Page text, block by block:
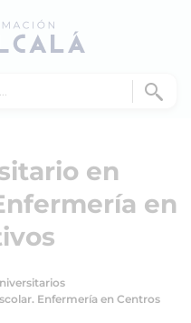
en
en
Enfermería en Centros